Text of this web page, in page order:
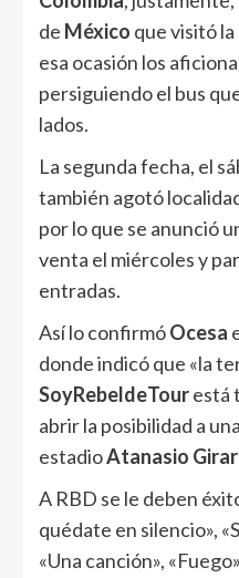
de México que visitó la
esa ocasión los
persiguiendo el bus
lados.
La segunda fecha, el
también agotó
por lo que se anunció
venta el miércoles y
entradas.
Así lo confirmóOcesa
donde indicó que «la
SoyRebeldeTourestá
abrir la posibilidad a
estadioAtanasio
A RBD se le deben
quédate en silencio»,
«Una canción»,